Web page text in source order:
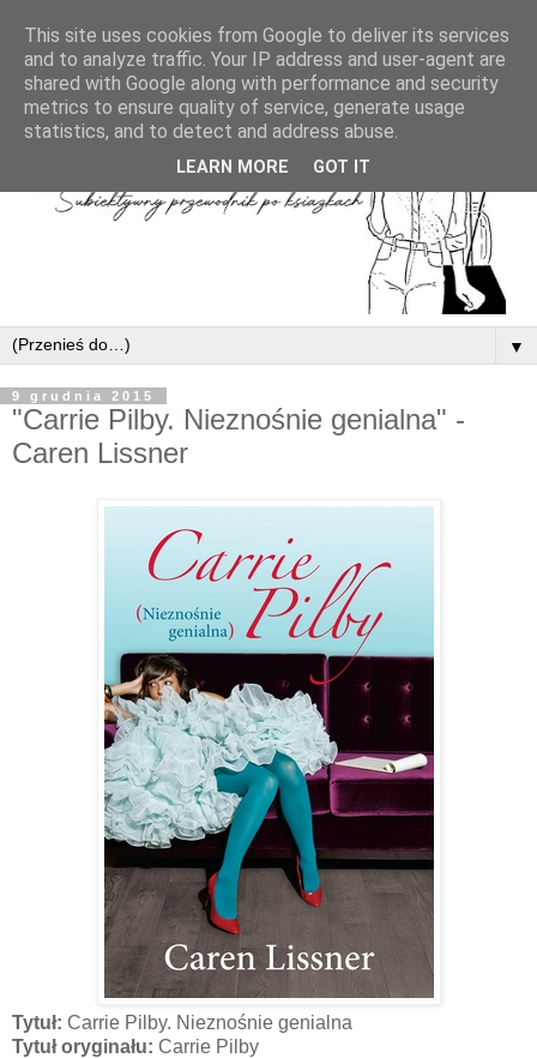
▼
9 grudnia 2015
"Carrie Pilby. Nieznośnie genialna" -
Caren Lissner
Tytuł: Carrie Pilby. Nieznośnie genialna
Tytuł oryginału: Carrie Pilby
This site uses cookies from Google to deliver its services
and to analyze traffic. Your IP address and user-agent are
shared with Google along with performance and security
metrics to ensure quality of service, generate usage
statistics, and to detect and address abuse.
LEARN MORE GOT IT